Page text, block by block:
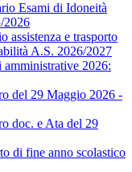
Esami di Idoneità
2026
assistenza e trasporto
A.S. 2026/2027
2026:
del 29 Maggio 2026 -
doc. e Ata del 29
di fine anno scolastico